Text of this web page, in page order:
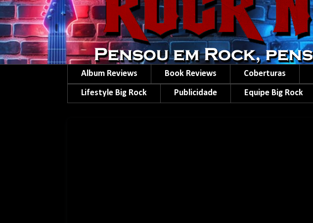
Album Reviews Book Reviews Coberturas
Lifestyle Big Rock Publicidade Equipe Big Rock